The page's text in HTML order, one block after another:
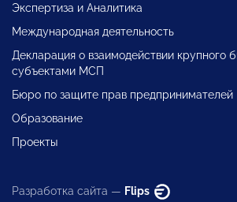
Экспертиза и Аналитика
Международная деятельность
Декларация о взаимодействии крупного
субъектами МСП
Бюро по защите прав предпринимателей
Образование
Проекты
Разработка сайта — Flips